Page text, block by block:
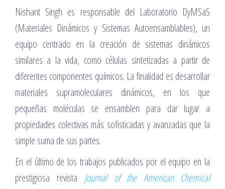
Nishant Singh es responsable del Laboratorio DyMSaS
(Materiales Dinámicos y Sistemas Autoensamblables), un
equipo centrado en la creación de sistemas dinámicos
similares a la vida, como células sintetizadas a partir de
diferentes componentes químicos. La finalidad es desarrollar
materiales supramoleculares dinámicos, en los que
pequeñas moléculas se ensamblen para dar lugar a
propiedades colectivas más sofisticadas y avanzadas que la
simple suma de sus partes.
En el último de los trabajos publicados por el equipo en la
prestigiosa revista Journal of the American Chemical